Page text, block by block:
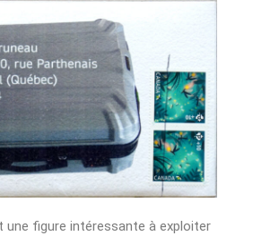
une figure intéressante à exploiter